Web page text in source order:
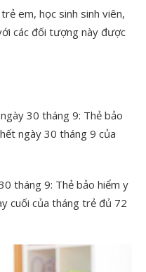
em, học sinh sinh viên,
các đối tượng này được
30 tháng 9: Thẻ bảo
ngày 30 tháng 9 của
tháng 9: Thẻ bảo hiểm y
cuối của tháng trẻ đủ 72